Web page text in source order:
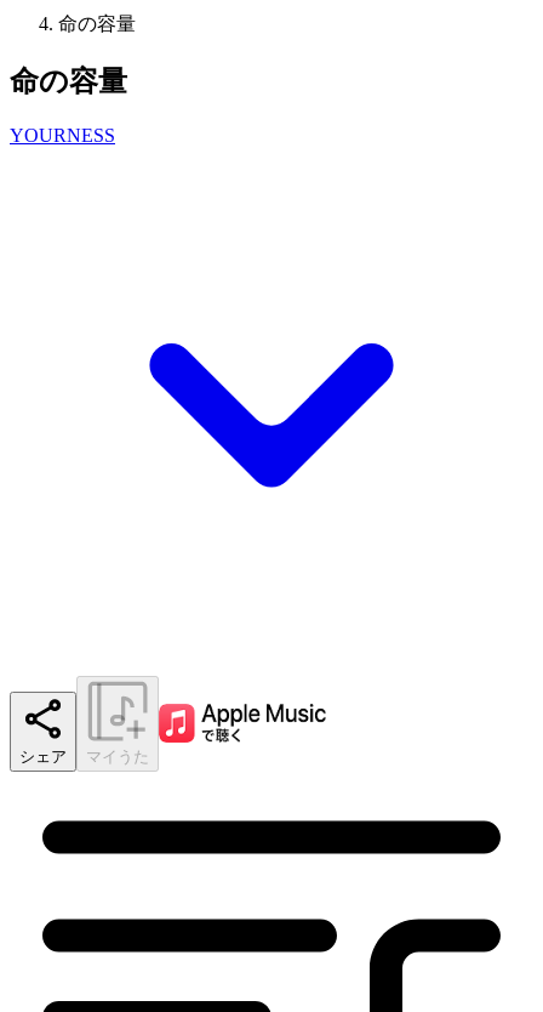
命の容量
命の容量
YOURNESS
シェア マイうた